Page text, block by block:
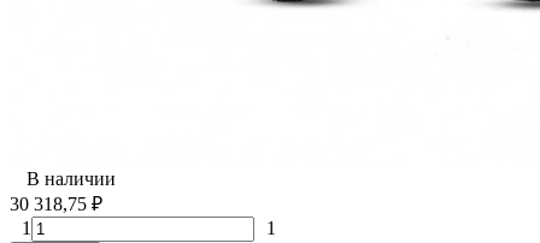
В наличии
30 318,75 ₽
1
1